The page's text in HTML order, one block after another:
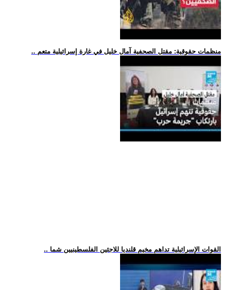
.. منظمات حقوقية: مقتل الصحفية آمال خليل في غارة إسرائيلية متعم
.. القوات الإسرائيلية تداهم مخيم قلنديا للاجئين الفلسطينيين شما